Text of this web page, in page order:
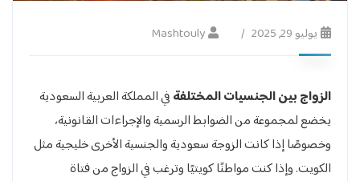
يوليو 29, 2025 Mashtouly
الزواج بين الجنسيات المختلفةفي المملكة العربية السعودية
يخضع لمجموعة من الضوابط الرسمية والإجراءات القانونية،
وخصوصًا إذا كانت الزوجة سعودية والجنسية الأخرى خليجية مثل
الكويت. وإذا كنت مواطنًا كويتيًا وترغب في الزواج من فتاة